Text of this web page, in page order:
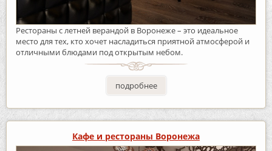
Рестораны с летней верандой в Воронеже – это идеальное
место для тех, кто хочет насладиться приятной атмосферой и
отличными блюдами под открытым небом.
подробнее
Кафе и рестораны Воронежа